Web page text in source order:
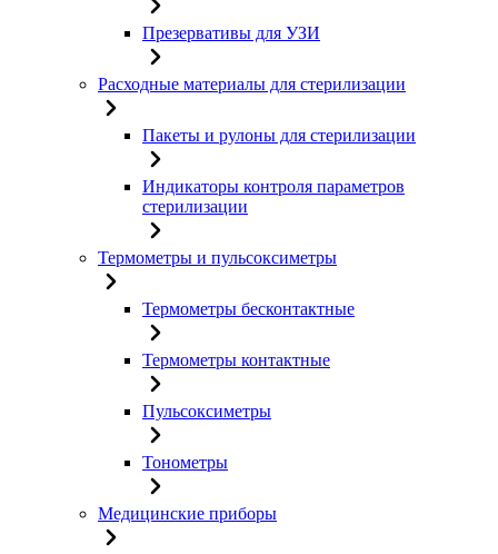
Презервативы для УЗИ
Расходные материалы для стерилизации
Пакеты и рулоны для стерилизации
Индикаторы контроля параметров
стерилизации
Термометры и пульсоксиметры
Термометры бесконтактные
Термометры контактные
Пульсоксиметры
Тонометры
Медицинские приборы